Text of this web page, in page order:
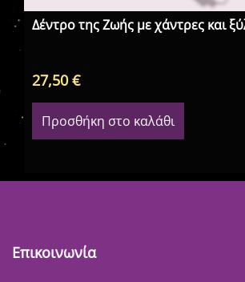
Δέντρο της Ζωής με χάντρες και
27,50€
Προσθήκη στο καλάθι
Επικοινωνία